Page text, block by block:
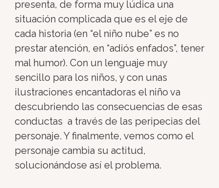
presenta, de forma muy lúdica una
situación complicada que es el eje de
cada historia (en “el niño nube” es no
prestar atención, en “adiós enfados”, tener
mal humor). Con un lenguaje muy
sencillo para los niños, y con unas
ilustraciones encantadoras el niño va
descubriendo las consecuencias de esas
conductas a través de las peripecias del
personaje. Y finalmente, vemos como el
personaje cambia su actitud,
solucionándose así el problema.